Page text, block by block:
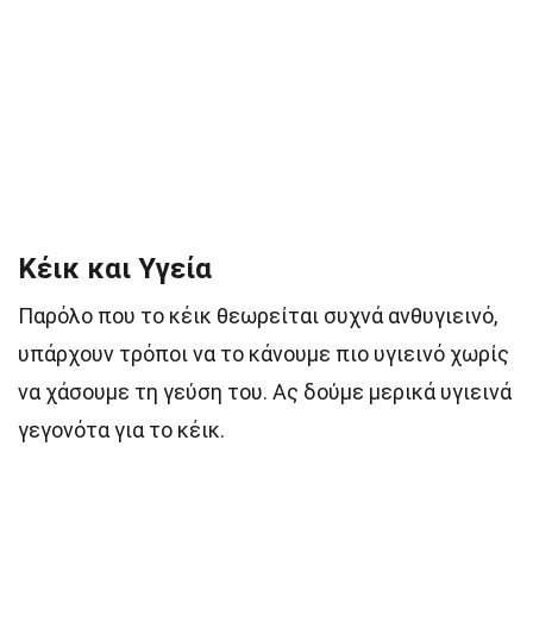
Κέικ και Υγεία
Παρόλο που το κέικ θεωρείται συχνά ανθυγιεινό,
υπάρχουν τρόποι να το κάνουμε πιο υγιεινό χωρίς
να χάσουμε τη γεύση του. Ας δούμε μερικά υγιεινά
γεγονότα για το κέικ.